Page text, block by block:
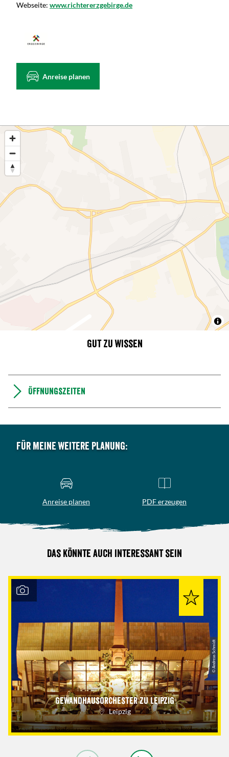
Webseite: www.richtererzgebirge.de
Anreise planen
Gut zu wissen
Öffnungszeiten
Für meine weitere Planung:
Anreise planen PDF erzeugen
Das könnte auch interessant sein
Gewandhausorchester zu Leipzig
Leipzig
© Andreas Schmidt